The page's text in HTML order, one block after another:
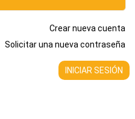
Crear nueva cuenta
Solicitar una nueva contraseña